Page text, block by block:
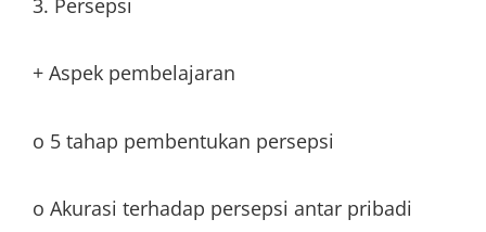
+ Aspek pembelajaran
o 5 tahap pembentukan persepsi
o Akurasi terhadap persepsi antar pribadi